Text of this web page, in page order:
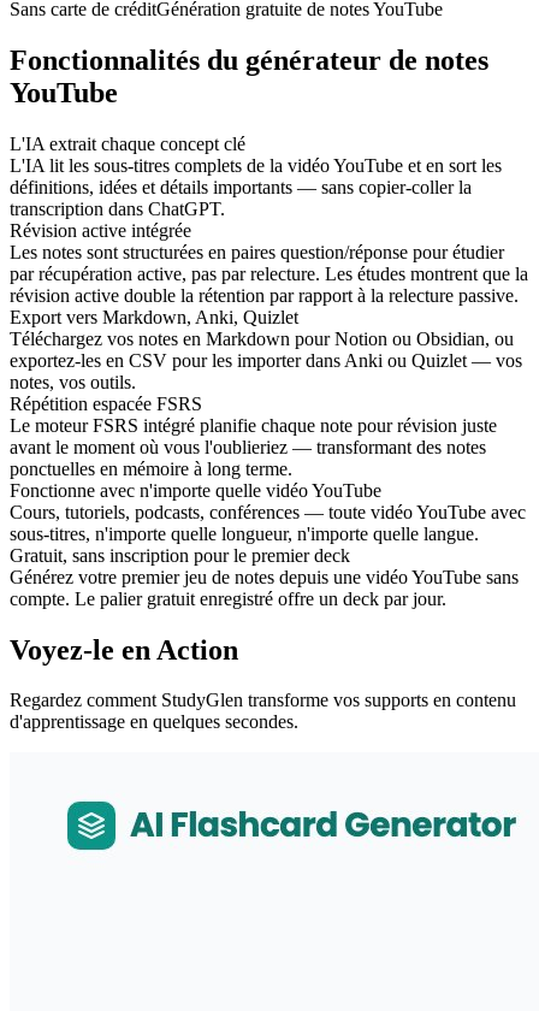
Sans carte de créditGénération gratuite de notes YouTube
Fonctionnalités du générateur de notes
YouTube
L'IA extrait chaque concept clé
L'IA lit les sous-titres complets de la vidéo YouTube et en sort les
définitions, idées et détails importants — sans copier-coller la
transcription dans ChatGPT.
Révision active intégrée
Les notes sont structurées en paires question/réponse pour étudier
par récupération active, pas par relecture. Les études montrent que la
révision active double la rétention par rapport à la relecture passive.
Export vers Markdown, Anki, Quizlet
Téléchargez vos notes en Markdown pour Notion ou Obsidian, ou
exportez-les en CSV pour les importer dans Anki ou Quizlet — vos
notes, vos outils.
Répétition espacée FSRS
Le moteur FSRS intégré planifie chaque note pour révision juste
avant le moment où vous l'oublieriez — transformant des notes
ponctuelles en mémoire à long terme.
Fonctionne avec n'importe quelle vidéo YouTube
Cours, tutoriels, podcasts, conférences — toute vidéo YouTube avec
sous-titres, n'importe quelle longueur, n'importe quelle langue.
Gratuit, sans inscription pour le premier deck
Générez votre premier jeu de notes depuis une vidéo YouTube sans
compte. Le palier gratuit enregistré offre un deck par jour.
Voyez-le en Action
Regardez comment StudyGlen transforme vos supports en contenu
d'apprentissage en quelques secondes.